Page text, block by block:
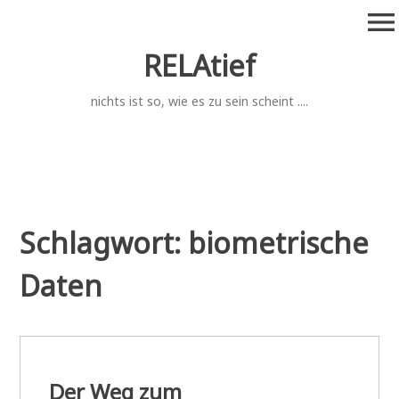
RELAtief
nichts ist so, wie es zu sein scheint ....
menu
Schlagwort: biometrische
Daten
Der Weg zum